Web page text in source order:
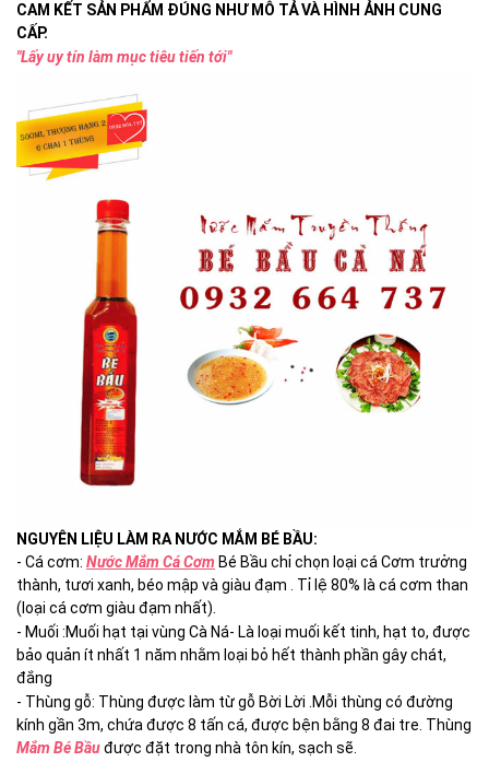
CAM KẾT SẢN PHẨM ĐÚNG NHƯ MÔ TẢVÀ HÌNH ẢNH CUNG
CẤP.
"Lấy uy tín làm mục tiêu tiến tới"
NGUYÊN LIỆU LÀM RA NƯỚC MẮM BÉ BẦU:
- Cá cơm: Nước Mắm Cá Cơm Bé Bầu chỉ chọn loại cá Cơm trưởng
thành, tươi xanh, béo mập và giàu đạm . Tỉ lệ 80% là cá cơm than
(loại cá cơm giàu đạm nhất).
- Muối :Muối hạt tại vùng Cà Ná- Là loại muối kết tinh, hạt to, được
bảo quản ít nhất 1 năm nhằm loại bỏ hết thành phần gây chát,
đắng
- Thùng gỗ: Thùng được làm từ gỗ Bời Lời .Mỗi thùng có đường
kính gần 3m, chứa được 8 tấn cá, được bện bằng 8 đai tre. Thùng
Mắm Bé Bầuđược đặt trong nhà tôn kín, sạch sẽ.